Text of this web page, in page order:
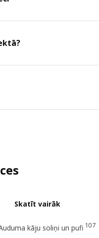
Skatīt vairāk
kāju soliņi un pufi 107